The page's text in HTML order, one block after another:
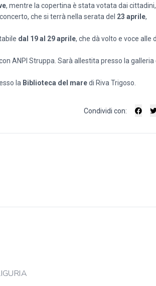
, mentre la copertina è stata votata dai
che si terrà nella serata del 23 aprile,
dal 19 al 29 aprile, che dà volto e voce alle
ANPI Struppa. Sarà allestita presso la galleria
la Biblioteca del maredi Riva Trigoso.
Condividi con: